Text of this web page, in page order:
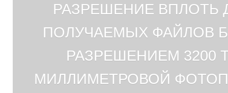
РАЗРЕШЕНИЕ ВПЛОТЬ
ПОЛУЧАЕМЫХ ФАЙЛОВ
РАЗРЕШЕНИЕМ 3200
МИЛЛИМЕТРОВОЙ